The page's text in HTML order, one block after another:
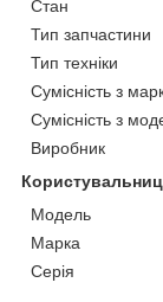
Стан
Тип запчастини
Тип техніки
Сумісність з
Сумісність з
Виробник
Модель
Марка
Серія